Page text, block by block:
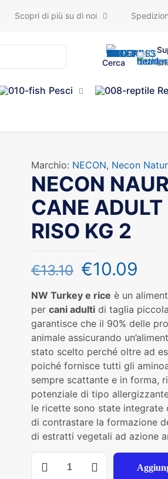
Scopri di più su di noi
Cerca
Pesci
Marchio: NECON, Necon
NECON
CANE
RISO KG 2
€13.10 €10.09
NW Turkey e rice è un
per cani adulti di taglia
garantisce che il 90% delle
animale assicurando
stato scelto perché oltre ad
poiché fornisce tutti gli
sempre scattante e in forma,
potenziale di tipo
le ricette sono state integrate
di contrastare la formazione
di estratti vegetali ad azione
NAURAL